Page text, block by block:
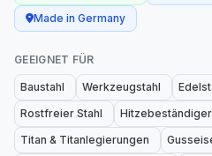
Made in Germany
GEEIGNET FÜR
Baustahl Werkzeugstahl
Rostfreier Stahl
Hitzebeständiger
Titan & Titanlegierungen